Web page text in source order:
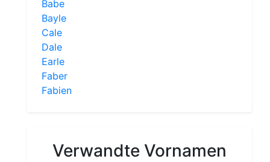
Babe
Bayle
Cale
Dale
Earle
Faber
Fabien
Verwandte Vornamen